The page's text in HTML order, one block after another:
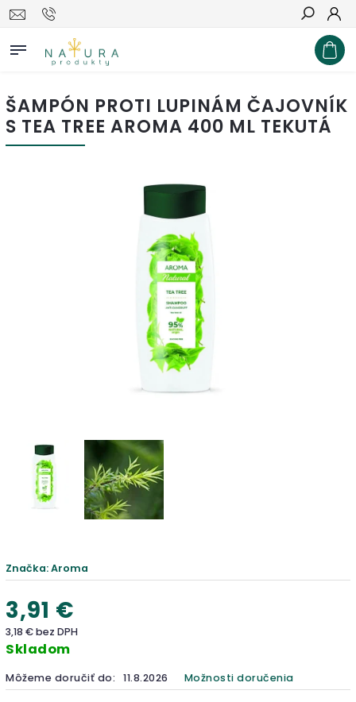
Hľadať
ŠAMPÓN PROTI LUPINÁM ČAJOVNÍK
S TEA TREE AROMA 400 ML TEKUTÁ
Značka:Aroma
3,91 €
3,18 € bez DPH
Skladom
Môžeme doručiť do: 11.8.2026 Možnosti doručenia